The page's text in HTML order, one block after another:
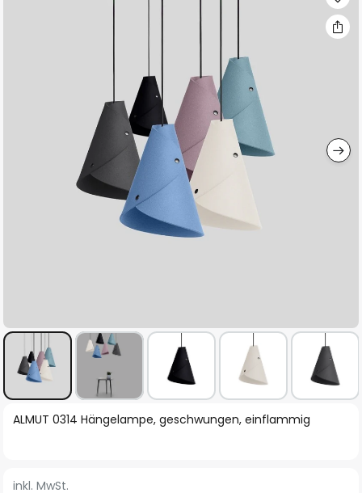
Zum
ALMUT 0314 Hängelampe, geschwungen, einflammig
inkl. MwSt.